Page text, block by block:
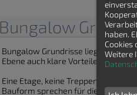
Bungalow
Bungalow Grundrisse liegen 2023
Ebene auch klare Vorteile.
Eine Etage, keine Treppen (die im
Bauform sprechen für die
haben.
Cookies
Weitere